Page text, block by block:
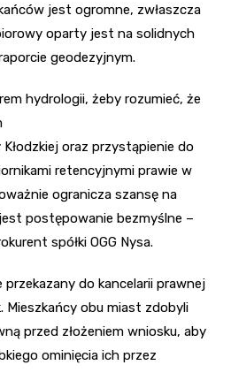
jest ogromne, zwłaszcza
oparty jest na solidnych
geodezyjnym.
hydrologii, żeby rozumieć, że
oraz przystąpienie do
retencyjnymi prawie w
ogranicza szansę na
postępowanie bezmyślne –
spółki OGG Nysa.
do kancelarii prawnej
Mieszkańcy obu miast zdobyli
przed złożeniem wniosku, aby
ominięcia ich przez